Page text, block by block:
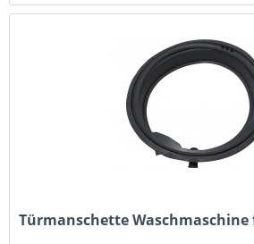
Türmanschette Waschmaschine